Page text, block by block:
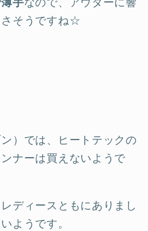
さそうですね☆
）では、ヒートテックの
ナーは買えないようで
ディースともにありまし
ようです。